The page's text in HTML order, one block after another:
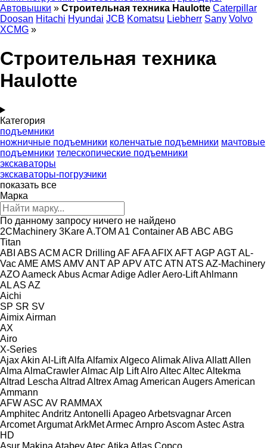
Автовышки » Строительная техника Haulotte Caterpillar
Doosan Hitachi Hyundai JCB Komatsu Liebherr Sany Volvo
XCMG »
Строительная техника
Haulotte
Категория
подъемники
ножничные подъемники коленчатые подъемники мачтовые
подъемники телескопические подъемники
экскаваторы
экскаваторы-погрузчики
показать все
Марка
По данному запросу ничего не найдено
2CMachinery 3KareA.TOM A1 ContainerAB ABC ABG
Titan
ABI ABS ACM ACR Drilling AFAFAAFIX AFTAGP AGTAL-
VacAME AMS AMVANTAP APVATC ATN ATS AZ-Machinery
AZOAameckAbusAcmarAdigeAdlerAero-LiftAhlmann
ALAS AZ
Aichi
SP SR SV
AimixAirman
AX
Airo
X-Series
AjaxAkin Al-LiftAlfa AlfamixAlgecoAlimakAliva AllattAllen
Alma AlmaCrawlerAlmacAlp LiftAlroAltecAltecAltekma
Altrad Lescha Altrad AltrexAmag American AugersAmerican
Ammann
AFWASC AV RAMMAX
AmphitecAndritz Antonelli ApageoArbetsvagnarArcen
ArcometArgumatArkMetArmecArnproAscomAstecAstra
HD
Asur Makina AtabeyAtecAtika Atlas Copco